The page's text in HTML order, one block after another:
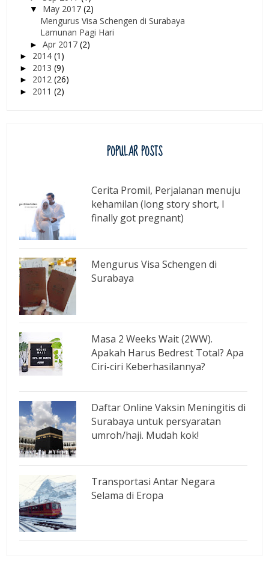
▼ May 2017 (2)
Mengurus Visa Schengen di Surabaya
Lamunan Pagi Hari
► Apr 2017 (2)
► 2014(1)
► 2013(9)
► 2012(26)
► 2011(2)
POPULAR POSTS
Cerita Promil, Perjalanan menuju
kehamilan (long story short, I
finally got pregnant)
Mengurus Visa Schengen di
Surabaya
Masa 2 Weeks Wait (2WW).
Apakah Harus Bedrest Total? Apa
Ciri-ciri Keberhasilannya?
Daftar Online Vaksin Meningitis di
Surabaya untuk persyaratan
umroh/haji. Mudah kok!
Transportasi Antar Negara
Selama di Eropa